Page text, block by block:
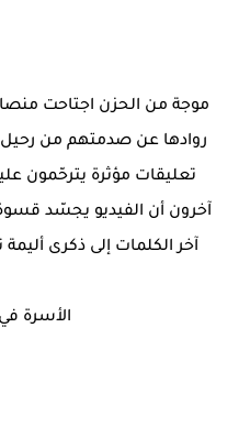
موجة من الحزن اجتاحت
روادها عن صدمتهم من
تعليقات مؤثرة يترحّمون
آخرون أن الفيديو يجسّد
آخر الكلمات إلى ذكرى
الأسرة